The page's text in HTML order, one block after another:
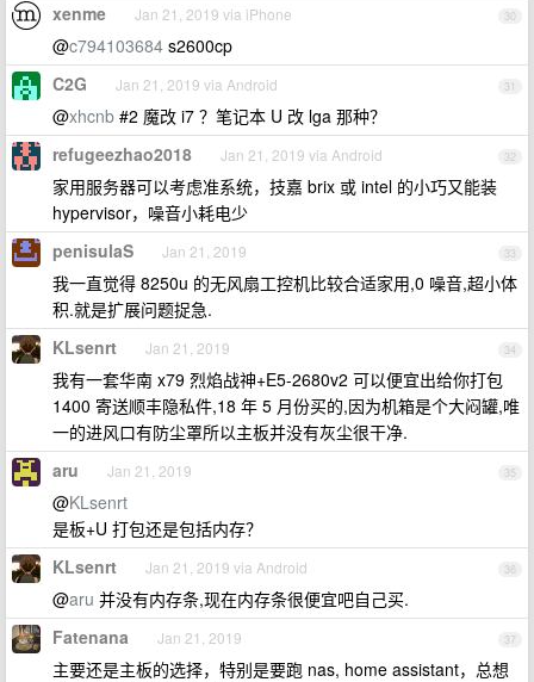
30
xenme Jan 21, 2019 via iPhone
@c794103684 s2600cp
31
C2G Jan 21, 2019 via Android
@xhcnb #2 魔改 i7 ？笔记本 U 改 lga 那种？
32
refugeezhao2018 Jan 21, 2019 via Android
家用服务器可以考虑准系统，技嘉 brix 或 intel 的小巧又能装
hypervisor，噪音小耗电少
33
penisulaS Jan 21, 2019
我一直觉得 8250u 的无风扇工控机比较合适家用,0 噪音,超小体
积.就是扩展问题捉急.
34
KLsenrt Jan 21, 2019
我有一套华南 x79 烈焰战神+E5-2680v2 可以便宜出给你打包
1400 寄送顺丰隐私件,18 年 5 月份买的,因为机箱是个大闷罐,唯
一的进风口有防尘罩所以主板并没有灰尘很干净.
35
aru Jan 21, 2019
@KLsenrt
是板+U 打包还是包括内存？
36
KLsenrt Jan 21, 2019 via Android
@aru 并没有内存条,现在内存条很便宜吧自己买.
37
Fatenana Jan 21, 2019
主要还是主板的选择，特别是要跑 nas, home assistant，总想